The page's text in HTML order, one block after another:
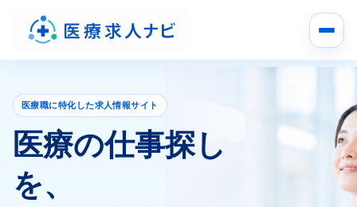
医療職に特化した求人情報サイト
医療の仕事探し
を、